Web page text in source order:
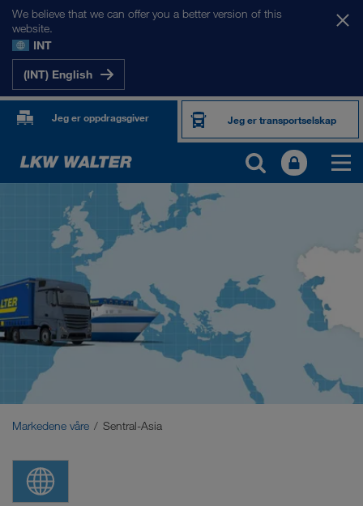
We believe that we can offer you a better version of this
website.
INT
(INT) English
Jeg er oppdragsgiver Jeg er transportselskap
MARKEDENE VÅRE
Europa
Sentral-Asia
Russland
Midtøsten
Markedene våre Sentral-Asia